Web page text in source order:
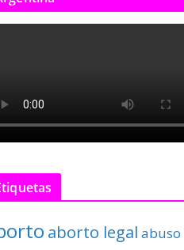
aborto legal abuso